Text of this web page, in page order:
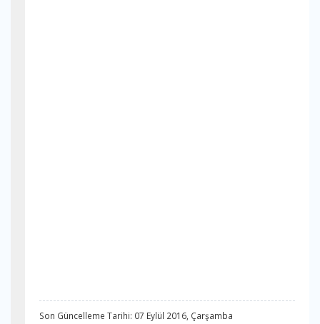
Son Güncelleme Tarihi: 07 Eylül 2016, Çarşamba